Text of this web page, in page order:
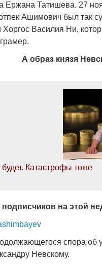
Ержана Татишева. 27
Ашимович был так
Василия Ни,
А образ князя
Катастрофы тоже
на этой
спора об
Невскому.